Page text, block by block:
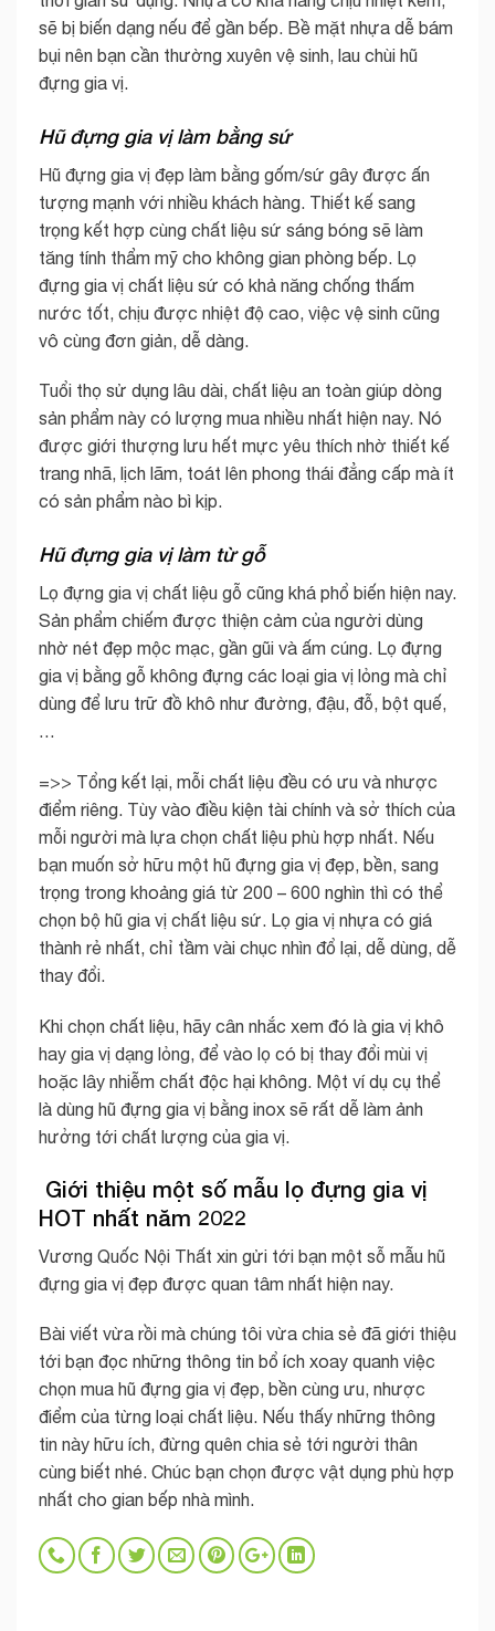
sẽ bị biến dạng nếu để gần bếp. Bề mặt nhựa dễ bám
bụi nên bạn cần thường xuyên vệ sinh, lau chùi hũ
đựng gia vị.
Hũ đựng gia vị làm bằng sứ
Hũ đựng gia vị đẹp làm bằng gốm/sứ gây được ấn
tượng mạnh với nhiều khách hàng. Thiết kế sang
trọng kết hợp cùng chất liệu sứ sáng bóng sẽ làm
tăng tính thẩm mỹ cho không gian phòng bếp. Lọ
đựng gia vị chất liệu sứ có khả năng chống thấm
nước tốt, chịu được nhiệt độ cao, việc vệ sinh cũng
vô cùng đơn giản, dễ dàng.
Tuổi thọ sử dụng lâu dài, chất liệu an toàn giúp dòng
sản phẩm này có lượng mua nhiều nhất hiện nay. Nó
được giới thượng lưu hết mực yêu thích nhờ thiết kế
trang nhã, lịch lãm, toát lên phong thái đẳng cấp mà ít
có sản phẩm nào bì kịp.
Hũ đựng gia vị làm từ gỗ
Lọ đựng gia vị chất liệu gỗ cũng khá phổ biến hiện nay.
Sản phẩm chiếm được thiện cảm của người dùng
nhờ nét đẹp mộc mạc, gần gũi và ấm cúng. Lọ đựng
gia vị bằng gỗ không đựng các loại gia vị lỏng mà chỉ
dùng để lưu trữ đồ khô như đường, đậu, đỗ, bột quế,
…
=>> Tổng kết lại, mỗi chất liệu đều có ưu và nhược
điểm riêng. Tùy vào điều kiện tài chính và sở thích của
mỗi người mà lựa chọn chất liệu phù hợp nhất. Nếu
bạn muốn sở hữu một hũ đựng gia vị đẹp, bền, sang
trọng trong khoảng giá từ 200 – 600 nghìn thì có thể
chọn bộ hũ gia vị chất liệu sứ. Lọ gia vị nhựa có giá
thành rẻ nhất, chỉ tầm vài chục nhìn đổ lại, dễ dùng, dễ
thay đổi.
Khi chọn chất liệu, hãy cân nhắc xem đó là gia vị khô
hay gia vị dạng lỏng, để vào lọ có bị thay đổi mùi vị
hoặc lây nhiễm chất độc hại không. Một ví dụ cụ thể
là dùng hũ đựng gia vị bằng inox sẽ rất dễ làm ảnh
hưởng tới chất lượng của gia vị.
Giới thiệu một số mẫu lọ đựng gia vị
HOT nhất năm 2022
Vương Quốc Nội Thất xin gửi tới bạn một sỗ mẫu hũ
đựng gia vị đẹp được quan tâm nhất hiện nay.
Bài viết vừa rồi mà chúng tôi vừa chia sẻ đã giới thiệu
tới bạn đọc những thông tin bổ ích xoay quanh việc
chọn mua hũ đựng gia vị đẹp, bền cùng ưu, nhược
điểm của từng loại chất liệu. Nếu thấy những thông
tin này hữu ích, đừng quên chia sẻ tới người thân
cùng biết nhé. Chúc bạn chọn được vật dụng phù hợp
nhất cho gian bếp nhà mình.